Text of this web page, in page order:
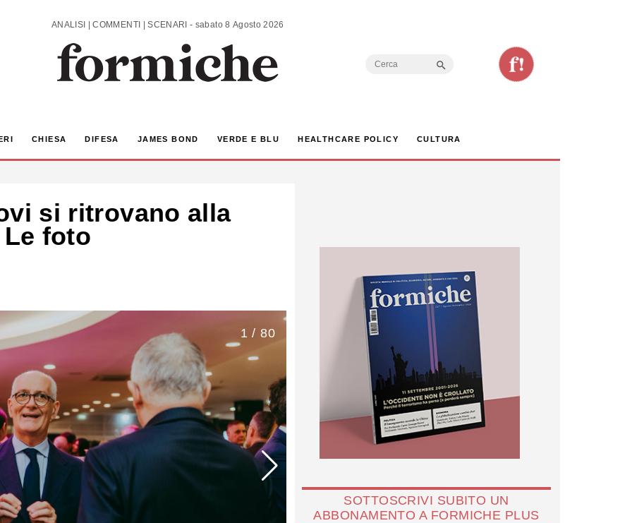
ANALISI | COMMENTI | SCENARI - sabato 8 Agosto 2026
Search
CHIESA DIFESA JAMES BOND VERDE E BLU HEALTHCARE POLICY CULTURA
si ritrovano alla
foto
1 / 80
SOTTOSCRIVI SUBITO UN
ABBONAMENTO A FORMICHE PLUS